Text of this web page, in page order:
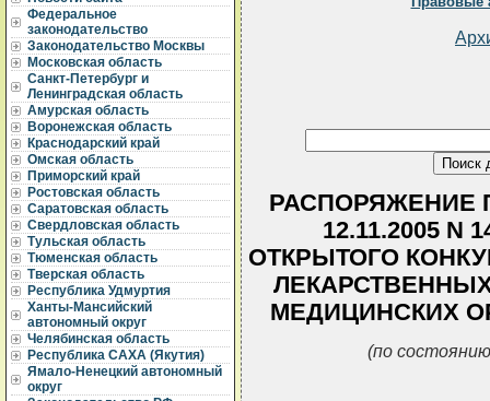
Федеральное
законодательство
Законодательство Москвы
Московская область
Санкт-Петербург и
Ленинградская область
Амурская область
Воронежская область
Краснодарский край
Омская область
Приморский край
Ростовская область
Саратовская область
Свердловская область
Тульская область
Тюменская область
Тверская область
Республика Удмуртия
Ханты-Мансийский
автономный округ
Челябинская область
Республика САХА (Якутия)
Ямало-Ненецкий автономный
округ
РАСПОРЯЖЕНИЕ
12.11.2005
ОТКРЫТОГО
МЕДИЦИНСКИХ
(по